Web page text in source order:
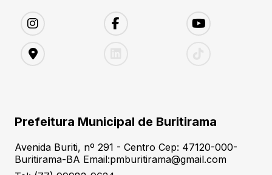
Prefeitura Municipal de Buritirama
Avenida Buriti, nº 291 - Centro Cep: 47120-000-
Buritirama-BA Email:pmburitirama@gmail.com